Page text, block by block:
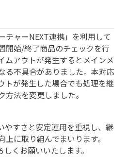
チャーNEXT連携」を利用して
開始/終了商品のチェックを行
ムアウトが発生するとメインメ
る不具合がありました。本対応
トが発生した場合でも処理を継
法を変更しました。
やすさと安定運用を重視し、継
に取り組んでまいります。
くお願いいたします。